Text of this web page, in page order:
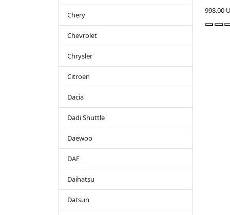
Chery
Chevrolet
Chrysler
Citroen
Dacia
Dadi Shuttle
Daewoo
DAF
Daihatsu
Datsun
998.00